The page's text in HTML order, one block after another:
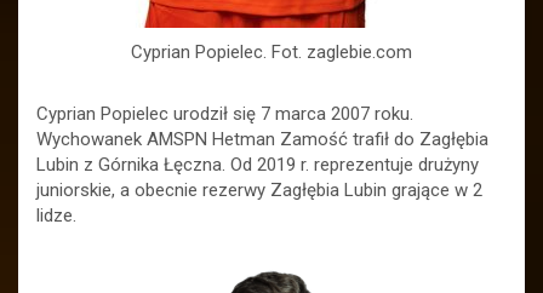
Cyprian Popielec. Fot. zaglebie.com
Cyprian Popielec urodził się 7 marca 2007 roku.
Wychowanek AMSPN Hetman Zamość trafił do Zagłębia
Lubin z Górnika Łęczna. Od 2019 r. reprezentuje drużyny
juniorskie, a obecnie rezerwy Zagłębia Lubin grające w 2
lidze.